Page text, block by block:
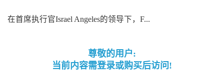
在首席执行官Israel Angeles的领导下，F...
尊敬的用户:
当前内容需登录或购买后访问!